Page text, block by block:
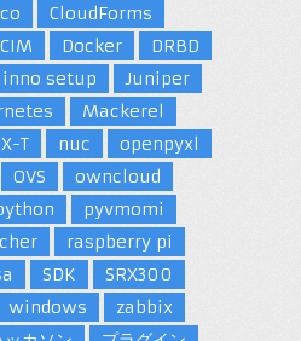
CloudForms
Docker
DRBD
inno setup
Juniper
Mackerel
T nuc
openpyxl
OVS
owncloud
pyvmomi
raspberry pi
SDK
SRX300
windows
zabbix